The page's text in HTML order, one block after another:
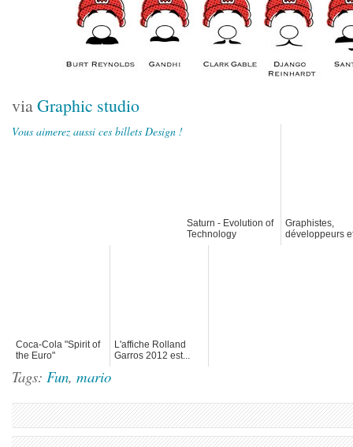
viaGraphic studio
Vous aimerez aussi ces billets Design !
Saturn - Evolution of
Technology
Graphistes,
développeurs
Coca-Cola "Spirit of
the Euro"
L'affiche Rolland
Garros 2012 est...
Tags: Fun, mario